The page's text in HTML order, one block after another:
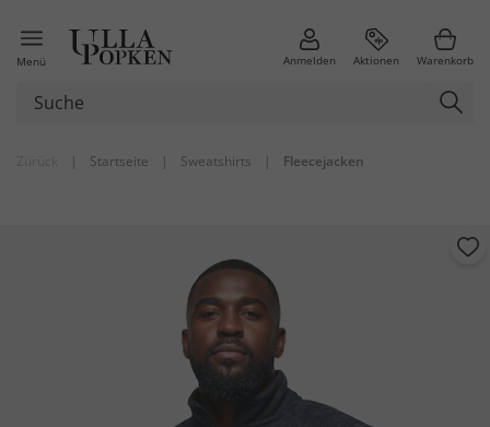
Menü Anmelden Aktionen Warenkorb
| Startseite | Sweatshirts | Fleecejacken